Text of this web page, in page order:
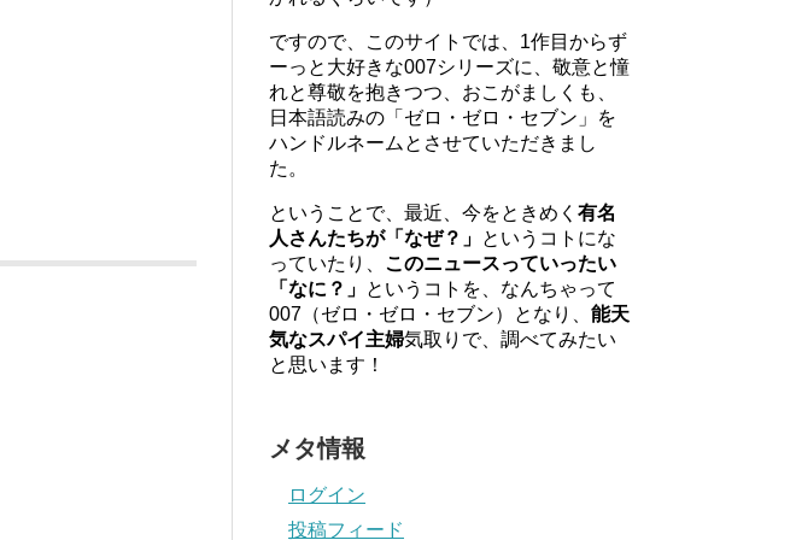
ですので、このサイトでは、1作目からず
ーっと大好きな007シリーズに、敬意と憧
れと尊敬を抱きつつ、おこがましくも、
日本語読みの「ゼロ・ゼロ・セブン」を
ハンドルネームとさせていただきまし
た。
ということで、最近、今をときめく 有名
人さんたちが「なぜ？」 というコトにな
っていたり、 このニュースっていったい
「なに？」 というコトを、なんちゃって
007（ゼロ・ゼロ・セブン）となり、 能天
気なスパイ主婦気取りで、調べてみたい
と思います！
メタ情報
ログイン
投稿フィード